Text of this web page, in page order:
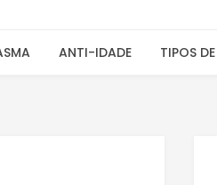
ANTI-IDADE TIPOS DE